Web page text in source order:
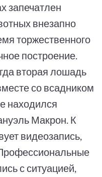
запечатлен
внезапно
торжественного
построение.
вторая лошадь
со всадником
находился
Макрон. К
видеозапись,
с ситуацией,